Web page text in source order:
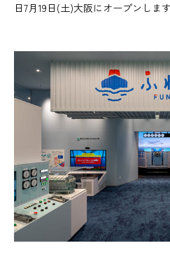
日7月19日(土)大阪にオープンします